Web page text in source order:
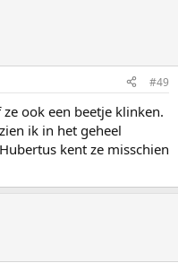
#49
ook een beetje klinken.
ik in het geheel
kent ze misschien